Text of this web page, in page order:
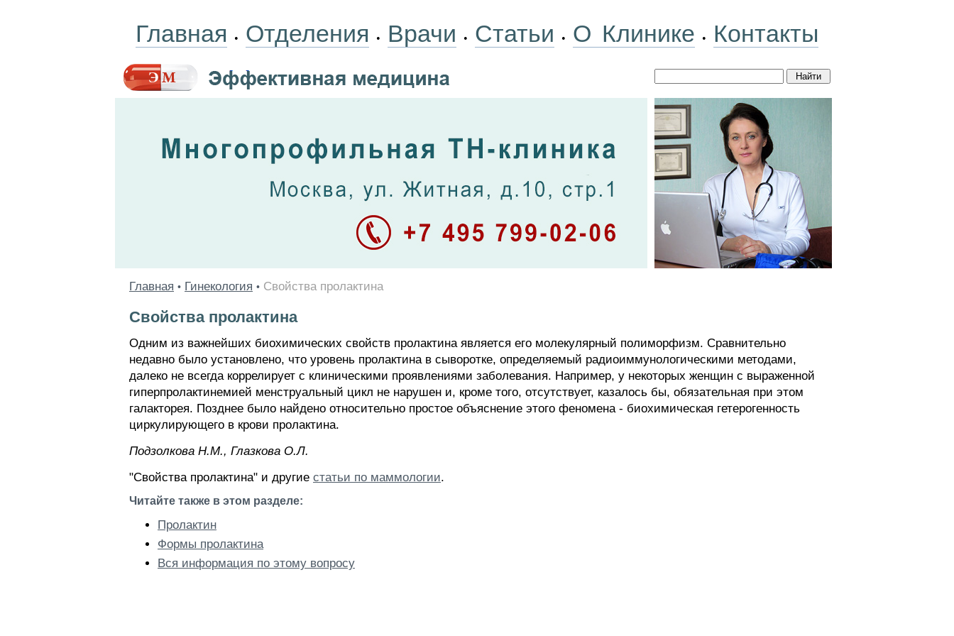
Главная • Отделения • Врачи • Статьи • О Клинике • Контакты
Главная • Гинекология • Свойства пролактина
Свойства пролактина
Одним из важнейших биохимических свойств пролактина является его молекулярный полиморфизм. Сравнительно
недавно было установлено, что уровень пролактина в сыворотке, определяемый радиоиммунологическими методами,
далеко не всегда коррелирует с клиническими проявлениями заболевания. Например, у некоторых женщин с выраженной
гиперпролактинемией менструальный цикл не нарушен и, кроме того, отсутствует, казалось бы, обязательная при этом
галакторея. Позднее было найдено относительно простое объяснение этого феномена - биохимическая гетерогенность
циркулирующего в крови пролактина.
Пoдзoлкoвa H.M., Глaзкoвa O.Л.
"Свойства пролактина" и другие статьи по маммологии.
Читайте также в этом разделе:
Пролактин
Формы пролактина
Вся информация по этому вопросу